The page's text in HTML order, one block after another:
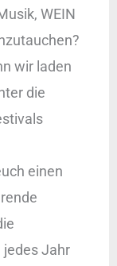
WEIN
wir laden
die
einen
jedes Jahr